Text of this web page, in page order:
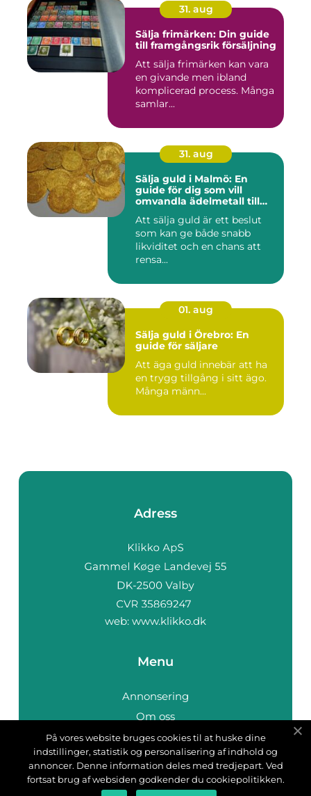
31. aug
Sälja frimärken: Din guide
till framgångsrik försäljning
Att sälja frimärken kan vara
en givande men ibland
komplicerad process. Många
samlar...
31. aug
Sälja guld i Malmö: En
guide för dig som vill
omvandla ädelmetall till
Att sälja guld är ett beslut
som kan ge både snabb
likviditet och en chans att
rensa...
01. aug
Sälja guld i Örebro: En
guide för säljare
Att äga guld innebär att ha
en trygg tillgång i sitt ägo.
Många männ...
Adress
web: www.klikko.dk
Menu
Annonsering
Om oss
Cookies
Kontakta oss
Sitemap
På vores website bruges cookies til at huske dine
indstillinger, statistik og personalisering af indhold og
annoncer. Denne information deles med tredjepart. Ved
fortsat brug af websiden godkender du cookiepolitikken.